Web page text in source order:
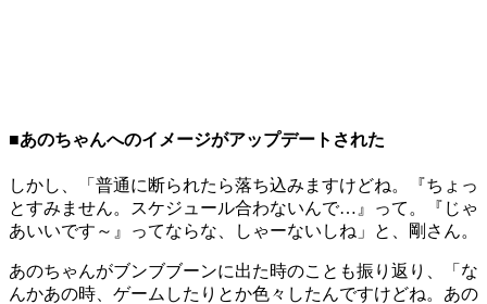
■あのちゃんへのイメージがアップデートされた
しかし、「普通に断られたら落ち込みますけどね。『ちょっ
とすみません。スケジュール合わないんで…』って。『じゃ
あいいです～』ってならな、しゃーないしね」と、剛さん。
あのちゃんがブンブブーンに出た時のことも振り返り、「な
んかあの時、ゲームしたりとか色々したんですけどね。あの